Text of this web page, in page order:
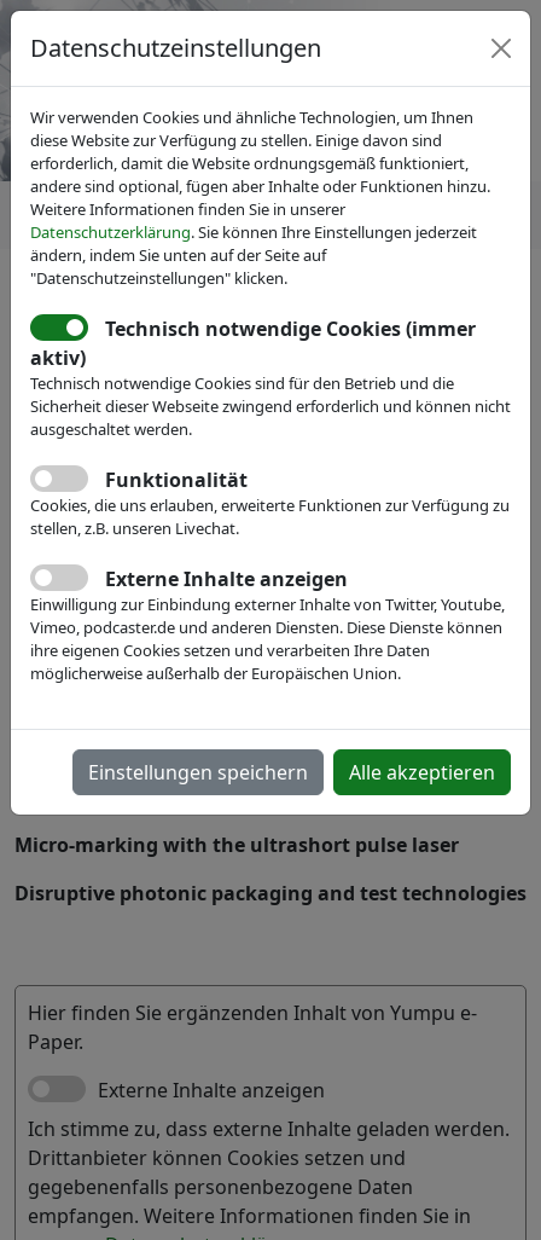
IVAM Fachverband für Mikrotechnik
inno 79: Optics & Photonics
Download
Aliens, drugs and germs: Ultrasensitive biosensing
chip for new essay applications
A hybrid photonic integration platform
Manufacturing microoptics - a micro molding
perspective
invasive biosensing
Photonic Curing and it’s wide range of application
Micro-marking with the ultrashort pulse laser
Disruptive photonic packaging and test technologies
Hier finden Sie ergänzenden Inhalt von Yumpu e-
Paper.
Externe Inhalte anzeigen
Ich stimme zu, dass externe Inhalte geladen werden.
Drittanbieter können Cookies setzen und
gegebenenfalls personenbezogene Daten
empfangen. Weitere Informationen finden Sie in
Datenschutzeinstellungen
Wir verwenden Cookies und ähnliche Technologien, um Ihnen
diese Website zur Verfügung zu stellen. Einige davon sind
erforderlich, damit die Website ordnungsgemäß funktioniert,
andere sind optional, fügen aber Inhalte oder Funktionen hinzu.
Weitere Informationen finden Sie in unserer
Datenschutzerklärung. Sie können Ihre Einstellungen jederzeit
ändern, indem Sie unten auf der Seite auf
"Datenschutzeinstellungen" klicken.
Technisch notwendige Cookies (immer
aktiv)
Technisch notwendige Cookies sind für den Betrieb und die
Sicherheit dieser Webseite zwingend erforderlich und können nicht
ausgeschaltet werden.
Funktionalität
Cookies, die uns erlauben, erweiterte Funktionen zur Verfügung zu
stellen, z.B. unseren Livechat.
Externe Inhalte anzeigen
Einwilligung zur Einbindung externer Inhalte von Twitter, Youtube,
Vimeo, podcaster.de und anderen Diensten. Diese Dienste können
ihre eigenen Cookies setzen und verarbeiten Ihre Daten
möglicherweise außerhalb der Europäischen Union.
Einstellungen speichern Alle akzeptieren